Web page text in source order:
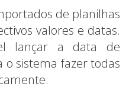
de planilhas
valores e datas.
lançar a data de
o sistema fazer todas